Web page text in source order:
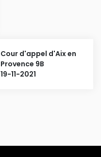
Cour d'appel d'Aix en
Provence 9B
19-11-2021